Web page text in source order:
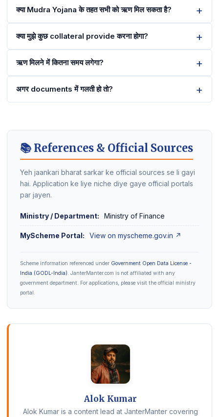
क्या Mudra Yojana के तहत सभी को ऋण मिल सकता है?
क्या मुझे कुछ collateral provide करना होगा?
ऋण मिलने में कितना समय लगेगा?
अगर documents में गलती हो तो?
📚 References & Official Sources
Yeh jaankari bharat sarkar ke official sources se li gayi
hai. Application ke liye niche diye gaye official portals
par jayen.
Ministry / Department: Ministry of Finance
MyScheme Portal: View on myscheme.gov.in ↗
Scheme information referenced under Government Open Data License -
India (GODL-India). JanterManter.com is not affiliated with any
government department. For applications, please visit the official ministry
portal.
Alok Kumar
Alok Kumar is a content lead at JanterManter covering